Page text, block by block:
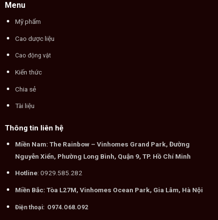
Menu
Mỹ phẩm
Cao dược liệu
Cao động vật
Kiến thức
Chia sẻ
Tài liệu
Thông tin liên hệ
Miền Nam: The Rainbow – Vinhomes Grand Park, Đường
Nguyễn Xiển, Phường Long Bình, Quận 9, TP. Hồ Chí Minh
Hotline: 0929.585.282
Miền Bắc: Tòa L27M, Vinhomes Ocean Park, Gia Lâm, Hà Nội
Điện thoại: O974.O68.O92